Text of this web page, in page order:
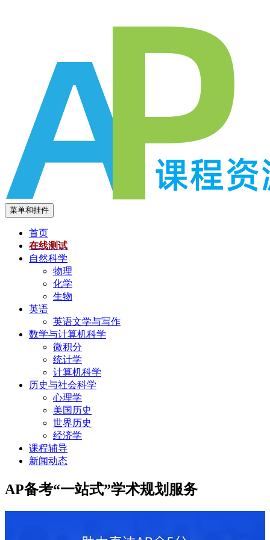
菜单和挂件
首页
在线测试
自然科学
物理
化学
生物
英语
英语文学与写作
数学与计算机科学
微积分
统计学
计算机科学
历史与社会科学
心理学
美国历史
世界历史
经济学
课程辅导
新闻动态
AP备考“一站式”学术规划服务